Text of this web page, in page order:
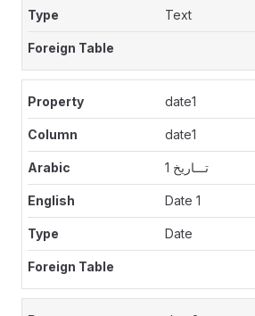
Text
date1
date1
تـــاريخ 1
Date 1
Date